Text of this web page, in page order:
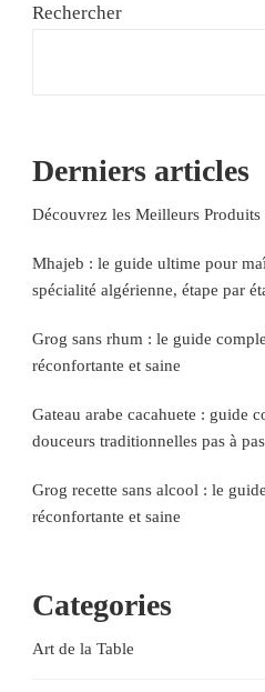
Rechercher
Derniers articles
Découvrez les Meilleurs
Mhajeb : le guide ultime pour
spécialité algérienne, étape par
Grog sans rhum : le guide
réconfortante et saine
Gateau arabe cacahuete : guide
douceurs traditionnelles pas à pas
Grog recette sans alcool : le
réconfortante et saine
Categories
Art de la Table